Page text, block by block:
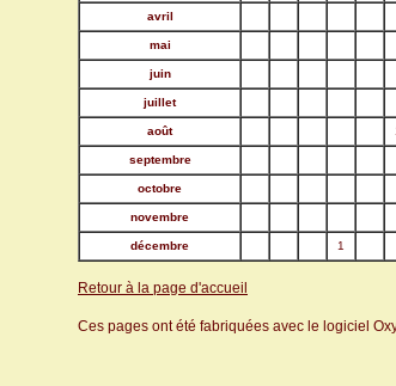
avril
mai
juin
juillet
août
septembre
octobre
novembre
décembre 1
Retour à la page d'accueil
Ces pages ont été fabriquées avec le logiciel